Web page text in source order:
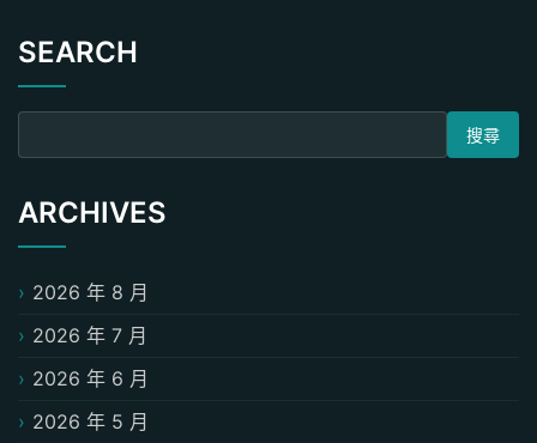
SEARCH
搜尋關鍵字:
ARCHIVES
2026 年 8 月
2026 年 7 月
2026 年 6 月
2026 年 5 月